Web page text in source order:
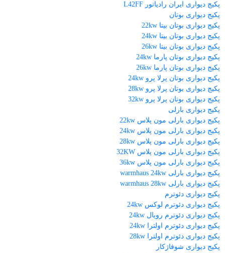
پکیج دیواری ایران رادیاتور L42FF
پکیج دیواری بوتان
پکیج دیواری بوتان بیتا 22kw
پکیج دیواری بوتان بیتا 24kw
پکیج دیواری بوتان بیتا 26kw
پکیج دیواری بوتان پارما 24kw
پکیج دیواری بوتان پارما 26kw
پکیج دیواری بوتان پرلا پرو 24kw
پکیج دیواری بوتان پرلا پرو 28kw
پکیج دیواری بوتان پرلا پرو 32kw
پکیج دیواری بارلی
پکیج دیواری بارلی مون پلاس 22kw
پکیج دیواری بارلی مون پلاس 24kw
پکیج دیواری بارلی مون پلاس 28kw
پکیج دیواری بارلی مون پلاس 32KW
پکیج دیواری بارلی مون پلاس 36kw
پکیج دیواری بارلی warmhaus 24kw
پکیج دیواری بارلی warmhaus 28kw
پکیج دیواری دئوترم
پکیج دیواری دئوترم لوکس 24kw
پکیج دیواری دئوترم رویال 24kw
پکیج دیواری دئوترم اولترا 24kw
پکیج دیواری دئوترم اولترا 28kw
پکیج دیواری شوفاژکار